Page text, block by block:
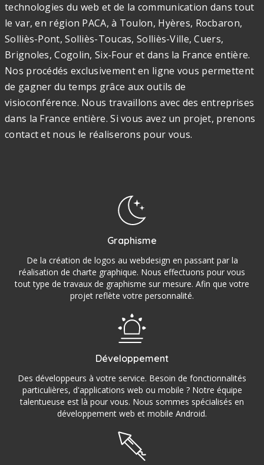
technologies du web et de la communication dans tout
le var, en région PACA, à Toulon, Hyères, Rocbaron,
Solliès-Pont, Solliès-Toucas, Solliès-Ville, Cuers,
Brignoles, Cogolin, Six-Four et dans la France entière.
Nos procédés exclusivement en ligne vous permettent
de gagner du temps grâce aux outils de
visioconférence. Nous travaillons avec des entreprises
dans la France entière. Si vous avez un projet, prenons
contact et nous le réaliserons pour vous.
Graphisme
De la création de logos au webdesign en passant par la
réalisation de charte graphique. Nous effectuons pour vous
tout type de travaux de graphisme sur mesure. Afin que votre
projet reflète votre personnalité.
Développement
Des développeurs à votre service. Besoin de fonctionnalités
particulières, d'applications web ou mobile ? Notre équipe
talentueuse est là pour vous. Nous sommes spécialisés en
développement web et mobile Android.